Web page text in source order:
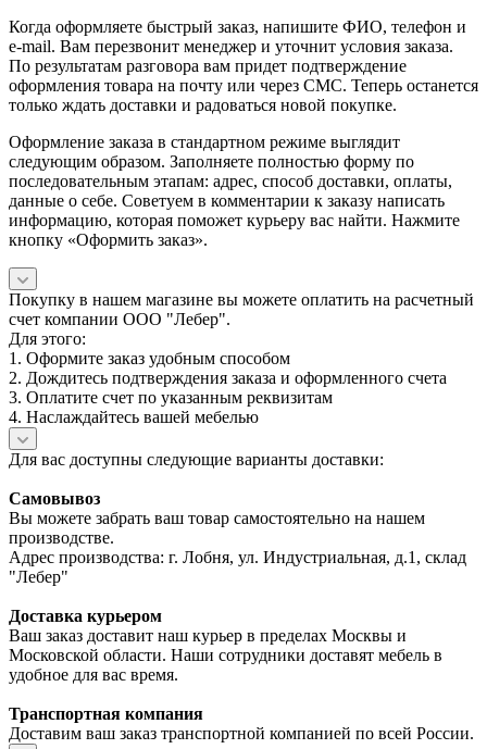
Когда оформляете быстрый заказ, напишите ФИО, телефон и
e-mail. Вам перезвонит менеджер и уточнит условия заказа.
По результатам разговора вам придет подтверждение
оформления товара на почту или через СМС. Теперь останется
только ждать доставки и радоваться новой покупке.
Оформление заказа в стандартном режиме выглядит
следующим образом. Заполняете полностью форму по
последовательным этапам: адрес, способ доставки, оплаты,
данные о себе. Советуем в комментарии к заказу написать
информацию, которая поможет курьеру вас найти. Нажмите
кнопку «Оформить заказ».
Покупку в нашем магазине вы можете оплатить на расчетный
счет компании ООО "Лебер".
Для этого:
1. Оформите заказ удобным способом
2. Дождитесь подтверждения заказа и оформленного счета
3. Оплатите счет по указанным реквизитам
4. Наслаждайтесь вашей мебелью
Для вас доступны следующие варианты доставки:
Самовывоз
Вы можете забрать ваш товар самостоятельно на нашем
производстве.
Адрес производства: г. Лобня, ул. Индустриальная, д.1, склад
"Лебер"
Доставка курьером
Ваш заказ доставит наш курьер в пределах Москвы и
Московской области. Наши сотрудники доставят мебель в
удобное для вас время.
Транспортная компания
Доставим ваш заказ транспортной компанией по всей России.